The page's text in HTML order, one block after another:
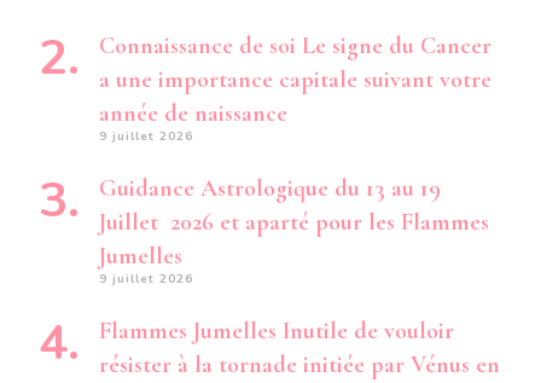
Connaissance de soi Le signe du Cancer
a une importance capitale suivant votre
année de naissance
9 juillet 2026
Guidance Astrologique du 13 au 19
Juillet 2026 et aparté pour les Flammes
Jumelles
9 juillet 2026
Flammes Jumelles Inutile de vouloir
résister à la tornade initiée par Vénus en